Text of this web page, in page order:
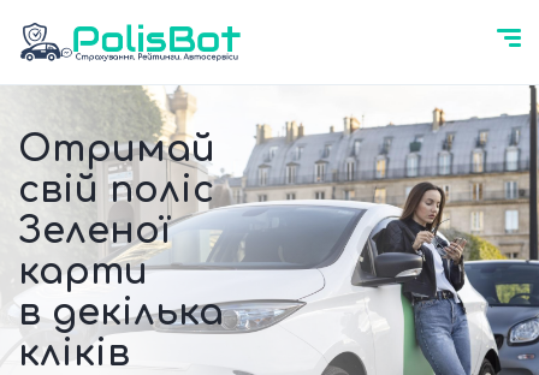
Отримай
свій поліс
Зеленої
карти
в декілька
кліків